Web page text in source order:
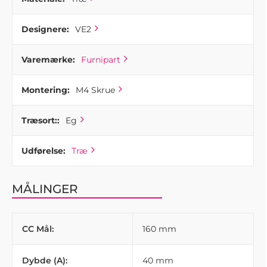
Designere: VE2
Varemærke: Furnipart
Montering: M4 Skrue
Træsort:: Eg
Udførelse: Træ
MÅLINGER
CC Mål: 160 mm
Dybde (A): 40 mm